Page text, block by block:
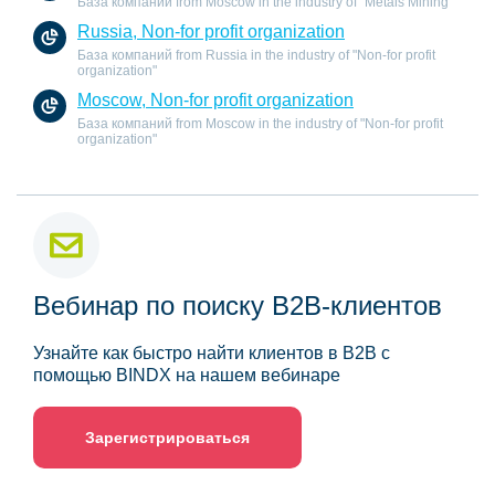
Russia, Non-for profit organization
База компаний from Russia in the industry of "Non-for profit
organization"
Moscow, Non-for profit organization
База компаний from Moscow in the industry of "Non-for profit
organization"
Вебинар по поиску B2B-клиентов
Узнайте как быстро найти клиентов в B2B с
помощью BINDX на нашем вебинаре
Зарегистрироваться